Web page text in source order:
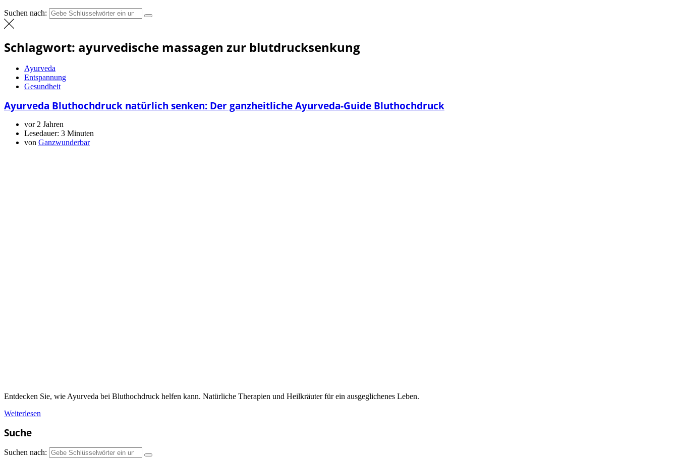
Suchen nach:
Schlagwort: ayurvedische massagen zur blutdrucksenkung
Ayurveda
Entspannung
Gesundheit
Ayurveda Bluthochdruck natürlich senken: Der ganzheitliche Ayurveda-Guide Bluthochdruck
vor 2 Jahren
Lesedauer: 3 Minuten
von Ganzwunderbar
Entdecken Sie, wie Ayurveda bei Bluthochdruck helfen kann. Natürliche Therapien und Heilkräuter für ein ausgeglichenes Leben.
Weiterlesen
Suche
Suchen nach: